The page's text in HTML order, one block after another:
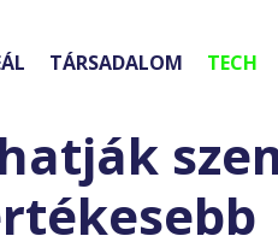
TÁRSADALOM TECH